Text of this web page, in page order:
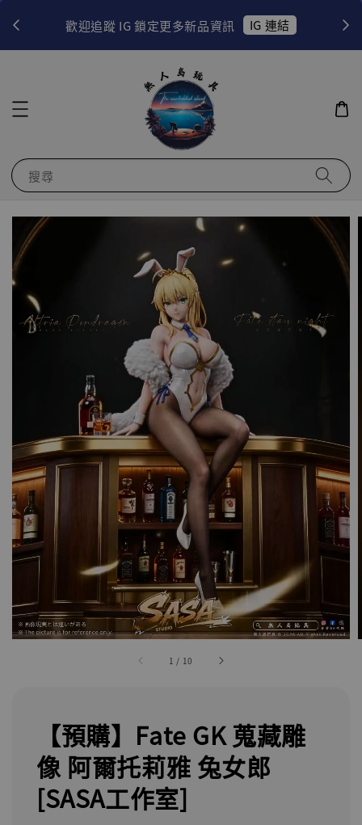
歡迎追蹤 IG 鎖定更多新品資訊 IG 連結
搜尋
1 / 10
【預購】Fate GK 蒐藏雕
像 阿爾托莉雅 兔女郎
[SASA工作室]